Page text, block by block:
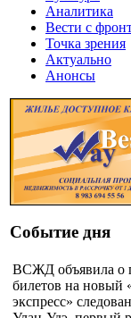
Аналитика
Вести с
Точка зрения
Актуально
Анонсы
Событие дня
ВСЖД объявила о
билетов на новый
экспресс»